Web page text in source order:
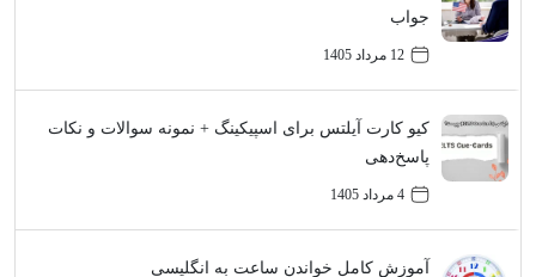
جواب
12 مرداد 1405
کیو کارت آیلتس برای اسپیکینگ + نمونه سوالات و نکات
پاسخ‌دهی
4 مرداد 1405
آموزش کامل خواندن ساعت به انگلیسی